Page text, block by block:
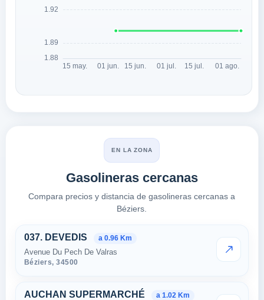
EN LA ZONA
Gasolineras cercanas
Compara precios y distancia de gasolineras cercanas a
Béziers.
Estaciones cercanas en
037. DEVEDIS a 0.96 Km
Avenue Du Pech De Valras
Béziers,34500
VER
AUCHAN SUPERMARCHÉ a 1.02 Km